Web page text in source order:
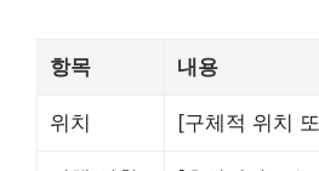
항목 내용
위치 [구체적 위치